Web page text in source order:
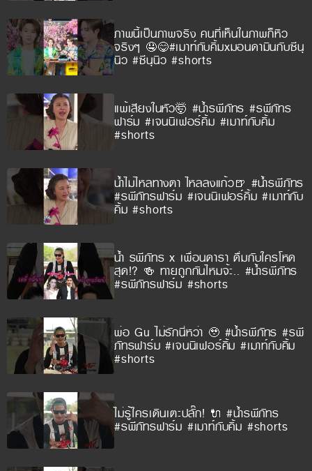
ภาพนี้เป็นภาพจริง คนที่เห็นในภาพก็หิว
จริงๆ 🤤😋#เมาท์กับคิ้มxมอนดามินกับซีนุ
นิว #ซีนุนิว #shorts
แพ้เสียงในหัว🤯 #น้ำรพีภัทร #รพีภัทร
ฟาร์ม #เจนนิเฟอร์คิ้ม #เมาท์กับคิ้ม
#shorts
น้ำไม่ไหลทางตา ไหลลงแก้ว🍺 #น้ำรพีภัทร
#รพีภัทรฟาร์ม #เจนนิเฟอร์คิ้ม #เมาท์กับ
คิ้ม #shorts
น้ำ รพีภัทร x เพื่อนดารา ดื่มกับใครโหด
สุด!? 🍻 ทายถูกกันไหมจ้ะ.. #น้ำรพีภัทร
#รพีภัทรฟาร์ม #shorts
พ่อ Gu ไม่รักนี่หว่า 🥹 #น้ำรพีภัทร #รพี
ภัทรฟาร์ม #เจนนิเฟอร์คิ้ม #เมาท์กับคิ้ม
#shorts
ไม่รู้ใครเดินเตะปลั๊ก! 🔌 #น้ำรพีภัทร
#รพีภัทรฟาร์ม #เมาท์กับคิ้ม #shorts